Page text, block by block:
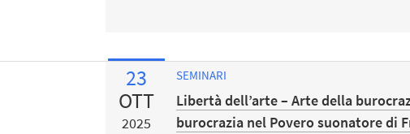
23
OTT
2025
SEMINARI
Libertà dell’arte – Arte della
burocrazia nel Povero suonatore di